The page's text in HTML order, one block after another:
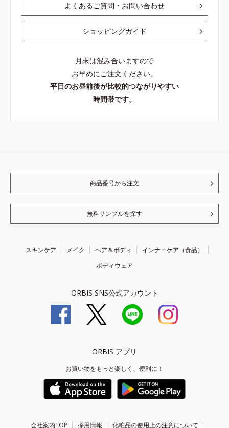
よくあるご質問・お問い合わせ
ショッピングガイド
月末は混み合いますので
お早めにご注文ください。
平日のお昼前後が比較的つながりやすい
時間帯です。
商品番号から注文
無料サンプルを探す
スキンケア メイク ヘア＆ボディ
インナーケア（食品）
ボディウェア
ORBIS SNS公式アカウント
ORBIS アプリ
お買い物をもっと楽しく、便利に！
会社案内TOP 採用情報 化粧品の使用上の注意について